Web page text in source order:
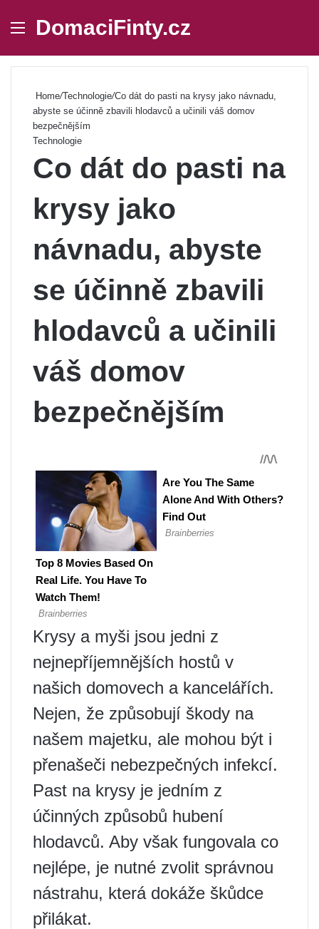
Menu
DomaciFinty.cz
Home/Technologie/Co dát do pasti na krysy jako návnadu,
abyste se účinně zbavili hlodavců a učinili váš domov
bezpečnějším
Technologie
Co dát do pasti na
krysy jako
návnadu, abyste
se účinně zbavili
hlodavců a učinili
váš domov
bezpečnějším
Krysy a myši jsou jedni z
nejnepříjemnějších hostů v
našich domovech a kancelářích.
Nejen, že způsobují škody na
našem majetku, ale mohou být i
přenašeči nebezpečných infekcí.
Past na krysy je jedním z
účinných způsobů hubení
hlodavců. Aby však fungovala co
nejlépe, je nutné zvolit správnou
nástrahu, která dokáže škůdce
přilákat.